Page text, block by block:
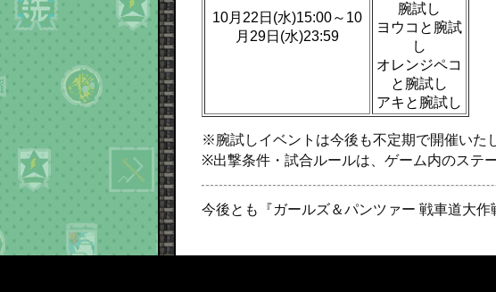
10月22日(水)15:00～10
月29日(水)23:59
腕試し
ヨウコと腕試
し
オレンジペコ
と腕試し
アキと腕試し
※腕試しイベントは今後も不定期で開催いた
※出撃条件・試合ルールは、ゲーム内のステ
今後とも『ガールズ＆パンツァー 戦車道大作